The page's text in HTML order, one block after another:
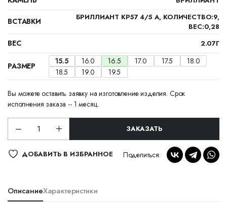
ВСТАВКИ
БРИЛЛИАНТ КР57 4/5 А, КОЛИЧЕСТВО:9,
ВЕС:0,28
ВЕС 2.07Г
РАЗМЕР 15.5 16.0 16.5 17.0 17.5
18.0
18.5
19.0 19.5
Вы можете оставить заявку на изготовление изделия. Срок
исполнения заказа -- 1 месяц.
ЗАКАЗАТЬ
ДОБАВИТЬ В ИЗБРАННОЕ Поделиться:
ОписаниеХарактеристики